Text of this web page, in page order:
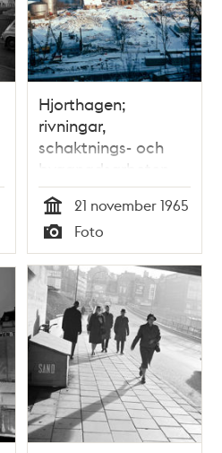
Hjorthagen;
rivningar,
schaktnings- och
byggnadsarbeten
för Ropstens
tunnelbanestation. I
fonden Lidingö
Tid
21 november 1965
Typ
Foto